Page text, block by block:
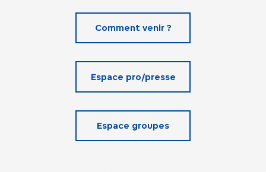
Comment venir ?
Espace pro/presse
Espace groupes